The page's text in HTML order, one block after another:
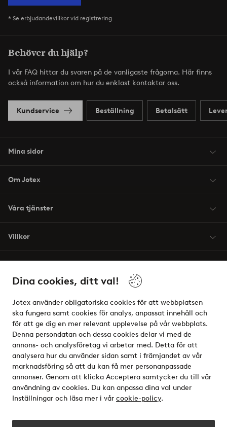
Dina cookies, ditt val!
Jotex använder obligatoriska cookies för att webbplatsen
ska fungera samt cookies för analys, anpassat innehåll och
för att ge dig en mer relevant upplevelse på vår webbplats.
Denna persondatan och dessa cookies delar vi med de
annons- och analysföretag vi arbetar med. Detta för att
analysera hur du använder sidan samt i främjandet av vår
marknadsföring så att du kan få mer personanpassade
annonser. Genom att klicka Acceptera samtycker du till vår
användning av cookies. Du kan anpassa dina val under
Inställningar och läsa mer i vår cookie-policy.
* Se erbjudandevillkor vid registrering
Behöver du hjälp?
I vår FAQ hittar du svaren på de vanligaste frågorna. Här finns
också information om hur du enklast kontaktar oss.
Kundservice Beställning Betalsätt
Mina sidor
Om Jotex
Våra tjänster
Villkor
Säkra betalningar - Betala direkt eller dela upp
Vill du veta mer om våra betalalternativ?
elpy